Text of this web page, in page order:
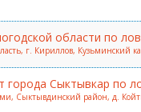
области по
г. Кириллов, Кузьминский
города Сыктывкар по
Сыктывдинский район, д.